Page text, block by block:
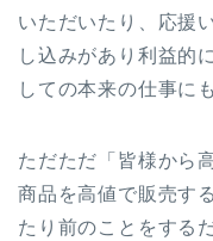
いただいたり、応援
し込みがあり利益的
しての本来の仕事に
ただただ「皆様から
商品を高値で販売す
たり前のことをする